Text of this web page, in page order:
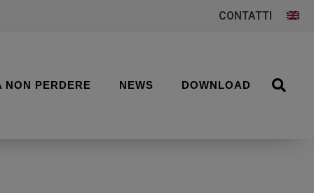
CONTATTI
NON PERDERE NEWS DOWNLOAD